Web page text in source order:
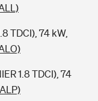
TDCI), 74 kW,
1.8 TDCI), 74